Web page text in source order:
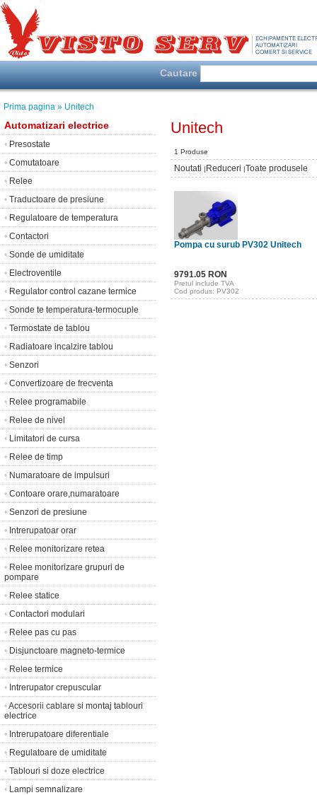
Cautare
Prima pagina » Unitech
Automatizari electrice
• Presostate
• Comutatoare
• Relee
• Traductoare de presiune
• Regulatoare de temperatura
• Contactori
• Sonde de umiditate
• Electroventile
• Regulator control cazane termice
• Sonde te temperatura-termocuple
• Termostate de tablou
• Radiatoare incalzire tablou
• Senzori
• Convertizoare de frecventa
• Relee programabile
• Relee de nivel
• Limitatori de cursa
• Relee de timp
• Numaratoare de impulsuri
• Contoare orare,numaratoare
• Senzori de presiune
• Intrerupatoar orar
• Relee monitorizare retea
• Relee monitorizare grupuri de
pompare
• Relee statice
• Contactori modulari
• Relee pas cu pas
• Disjunctoare magneto-termice
• Relee termice
• Intrerupator crepuscular
•Accesorii cablare si montaj tablouri
electrice
• Intrerupatoare diferentiale
• Regulatoare de umiditate
• Tablouri si doze electrice
• Lampi semnalizare
Unitech
1 Produse
Noutati | Reduceri |Toate produsele
Pompa cu surub PV302 Unitech
9791.05 RON
Pretul include TVA
Cod produs: PV302